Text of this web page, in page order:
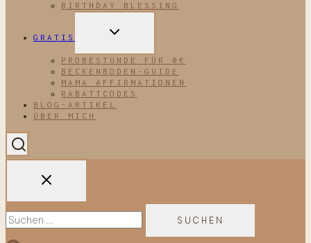
BIRTHDAY BLESSING
GRATIS
UNTERMENÜ
PROBESTUNDE FÜR 0€
BECKENBODEN-GUIDE
MAMA AFFIRMATIONEN
RABATTCODES
BLOG-ARTIKEL
ÜBER MICH
Suchen
nach: